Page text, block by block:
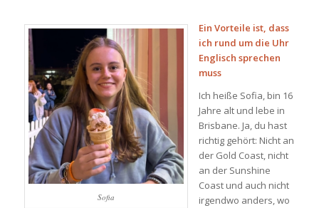
Sofia
Ein Vorteile ist, dass
ich rund um die Uhr
Englisch sprechen
muss
Ich heiße Sofia, bin 16
Jahre alt und lebe in
Brisbane. Ja, du hast
richtig gehört: Nicht an
der Gold Coast, nicht
an der Sunshine
Coast und auch nicht
irgendwo anders, wo